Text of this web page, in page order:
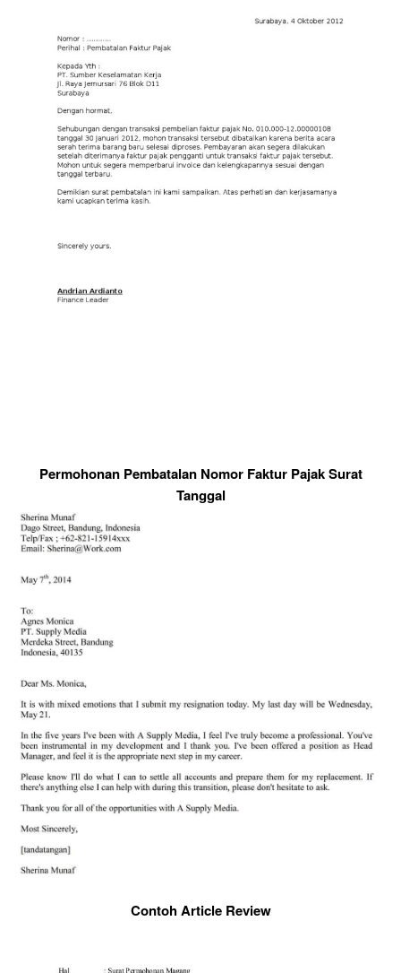
Permohonan Pembatalan Nomor Faktur Pajak Surat
Tanggal
Contoh Article Review